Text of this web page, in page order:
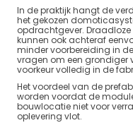
In de praktijk hangt de
het gekozen
opdrachtgever.
kunnen ook achteraf
minder voorbereiding in
vragen om een grondiger
voorkeur volledig in de
Het voordeel van de
worden voordat de
bouwlocatie niet voor
oplevering vlot.